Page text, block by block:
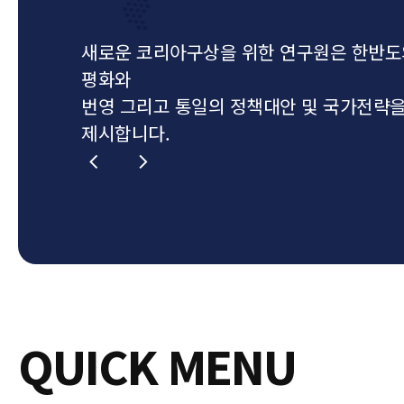
새로운 코리아구상을 위한 연구원은 한반
평화와
번영 그리고 통일의 정책대안 및 국가전략
제시합니다.
QUICK MENU